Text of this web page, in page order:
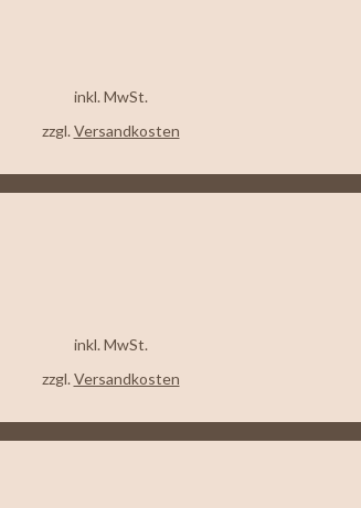
inkl. MwSt.
zzgl. Versandkosten
inkl. MwSt.
zzgl. Versandkosten